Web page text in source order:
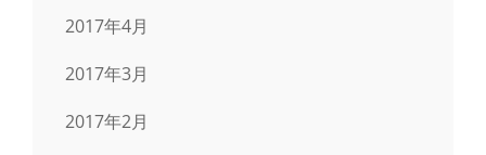
2017年4月
2017年3月
2017年2月